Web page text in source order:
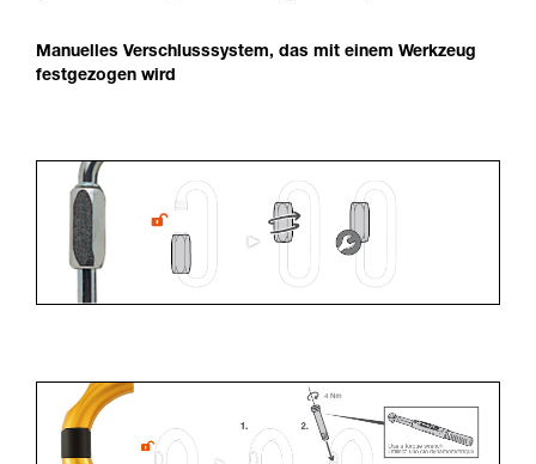
Manuelles Verschlusssystem, das mit einem Werkzeug
festgezogen wird